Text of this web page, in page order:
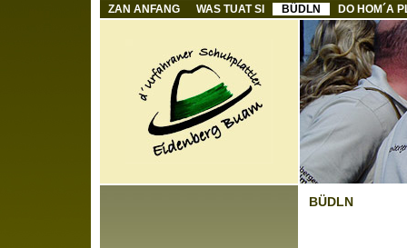
ZAN ANFANG WAS TUAT SI BÜDLN DO HOM´A
BÜDLN